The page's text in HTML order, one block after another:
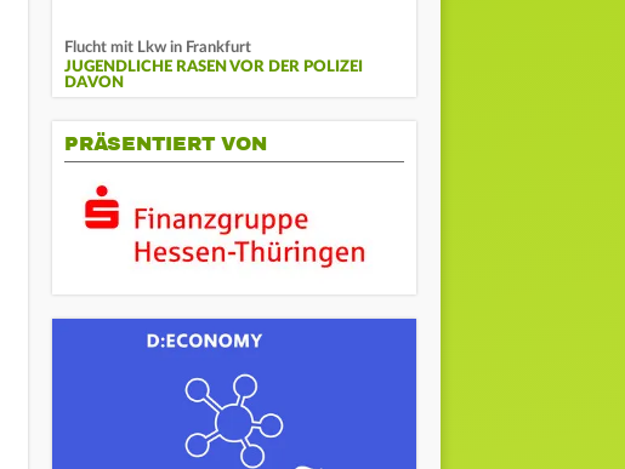
Flucht mit Lkw in Frankfurt
JUGENDLICHE RASEN VOR DER POLIZEI
DAVON
PRÄSENTIERT VON